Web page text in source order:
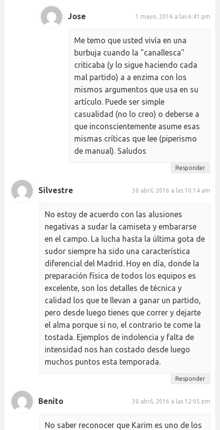
Jose 1 mayo, 2016 a las 6:41 pm
Me temo que usted vivía en una
burbuja cuando la "canallesca"
criticaba (y lo sigue haciendo cada
mal partido) a a enzima con los
mismos argumentos que usa en su
artículo. Puede ser simple
casualidad (no lo creo) o deberse a
que inconscientemente asume esas
mismas críticas que lee (piperismo
de manual). Saludos
Responder
Silvestre 30 abril, 2016 a las 10:14 am
No estoy de acuerdo con las alusiones
negativas a sudar la camiseta y embararse
en el campo. La lucha hasta la última gota de
sudor siempre ha sido una característica
diferencial del Madrid. Hoy en día, donde la
preparación física de todos los equipos es
excelente, son los detalles de técnica y
calidad los que te llevan a ganar un partido,
pero desde luego tienes que correr y dejarte
el alma porque si no, el contrario te come la
tostada. Ejemplos de indolencia y falta de
intensidad nos han costado desde luego
muchos puntos esta temporada.
Responder
Benito 30 abril, 2016 a las 12:05 pm
No saber reconocer que Karim es uno de los